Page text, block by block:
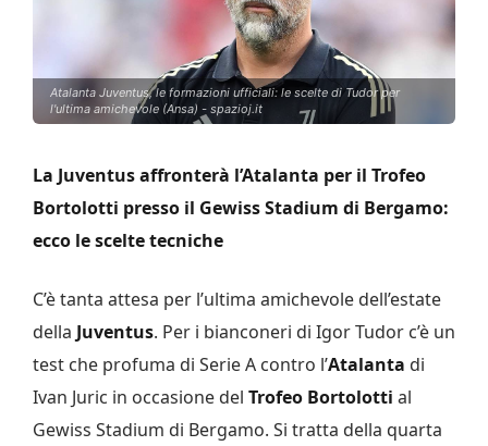
Atalanta Juventus, le formazioni ufficiali: le scelte di Tudor per
l'ultima amichevole (Ansa) - spazioj.it
La Juventus affronterà l’Atalanta per il Trofeo
Bortolotti presso il Gewiss Stadium di Bergamo:
ecco le scelte tecniche
C’è tanta attesa per l’ultima amichevole dell’estate
della Juventus. Per i bianconeri di Igor Tudor c’è un
test che profuma di Serie A contro l’Atalanta di
Ivan Juric in occasione del Trofeo Bortolotti al
Gewiss Stadium di Bergamo. Si tratta della quarta